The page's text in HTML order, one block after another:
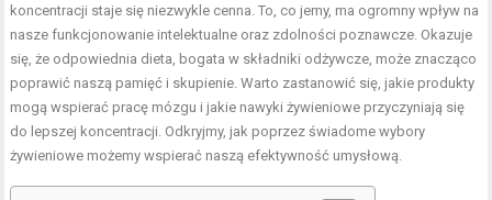
koncentracji staje się niezwykle cenna. To, co jemy, ma ogromny wpływ na
nasze funkcjonowanie intelektualne oraz zdolności poznawcze. Okazuje
się, że odpowiednia dieta, bogata w składniki odżywcze, może znacząco
poprawić naszą pamięć i skupienie. Warto zastanowić się, jakie produkty
mogą wspierać pracę mózgu i jakie nawyki żywieniowe przyczyniają się
do lepszej koncentracji. Odkryjmy, jak poprzez świadome wybory
żywieniowe możemy wspierać naszą efektywność umysłową.